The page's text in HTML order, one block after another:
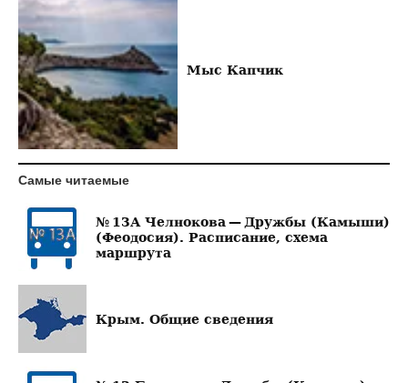
Мыс Капчик
Самые читаемые
№ 13А Челнокова — Дружбы (Камыши)
(Феодосия). Расписание, схема
маршрута
Крым. Общие сведения